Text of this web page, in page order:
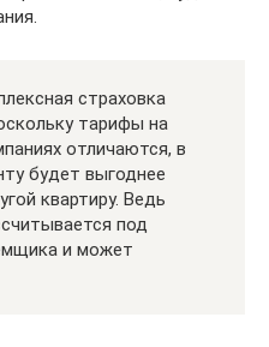
страховка
тарифы на
отличаются, в
будет выгоднее
квартиру. Ведь
под
и может